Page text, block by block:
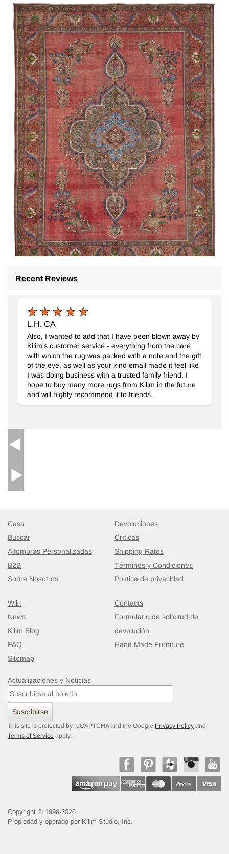
Alfombra Oriental Vintage Anudada a Mano
290 cm x 380 cm
$2865
Recent Reviews
L.H. CA
Also, I wanted to add that I have been blown away by
Kilim's customer service - everything from the care
with which the rug was packed with a note and the gift
of the eye, as well as your kind email made it feel like
I was doing business with a trusted family friend. I
hope to buy many more rugs from Kilim in the future
and will highly recommend it to friends.
Casa
Buscar
Alfombras Personalizadas
B2B
Sobre Nosotros
Devoluciones
Críticas
Shipping Rates
Términos y Condiciones
Política de privacidad
Wiki
News
Kilim Blog
FAQ
Sitemap
Contacts
Formulario de solicitud de
devolución
Hand Made Furniture
Actualizaciones y Noticias
Suscribirse
This site is protected by reCAPTCHA and the Google Privacy Policy and
Terms of Service apply.
Copyright © 1998-2026
Propiedad y operado por Kilim Studio, Inc.